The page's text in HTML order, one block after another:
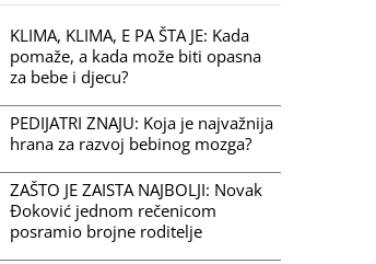
KLIMA, KLIMA, E PA ŠTA JE: Kada
pomaže, a kada može biti opasna
za bebe i djecu?
PEDIJATRI ZNAJU: Koja je najvažnija
hrana za razvoj bebinog mozga?
ZAŠTO JE ZAISTA NAJBOLJI: Novak
Đoković jednom rečenicom
posramio brojne roditelje